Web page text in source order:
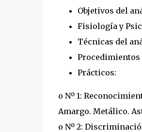
Objetivos del
Fisiología y
Técnicas del
Procedimientos
Prácticos:
o Nº 1:
Amargo. Metálico.
o Nº 2: